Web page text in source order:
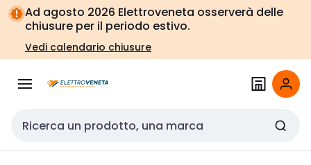
Vai alla
navigazione
Vai
alla
pagina
Ad agosto 2026 Elettroveneta osserverà delle
chiusure per il periodo estivo.
Vedi calendario chiusure
Cerca input